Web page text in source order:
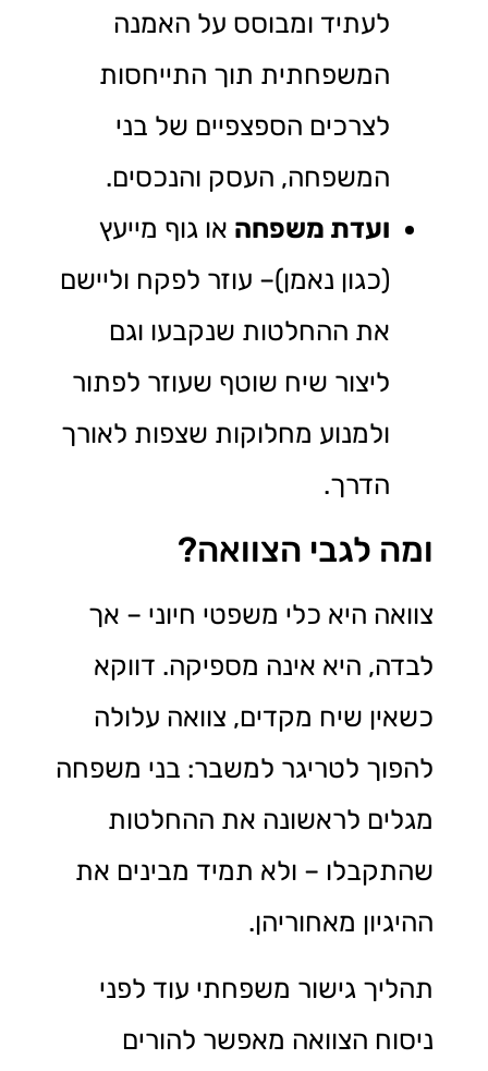
לעתיד ומבוסס על האמנה
המשפחתית תוך התייחסות
לצרכים הספצפיים של בני
המשפחה, העסק והנכסים.
ועדת משפחה או גוף מייעץ
(כגון נאמן)– עוזר לפקח וליישם
את ההחלטות שנקבעו וגם
ליצור שיח שוטף שעוזר לפתור
ולמנוע מחלוקות שצפות לאורך
הדרך.
ומה לגבי הצוואה?
צוואה היא כלי משפטי חיוני – אך
לבדה, היא אינה מספיקה. דווקא
כשאין שיח מקדים, צוואה עלולה
להפוך לטריגר למשבר: בני משפחה
מגלים לראשונה את ההחלטות
שהתקבלו – ולא תמיד מבינים את
ההיגיון מאחוריהן.
תהליך גישור משפחתי עוד לפני
ניסוח הצוואה מאפשר להורים